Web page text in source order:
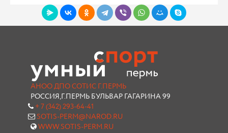
АНОО ДПО СОТИС Г.ПЕРМЬ
РОССИЯ,Г.ПЕРМЬ БУЛЬВАР ГАГАРИНА 99
+ 7 (342) 293-64-41
SOTIS-PERM@NAROD.RU
WWW.SOTIS-PERM.RU